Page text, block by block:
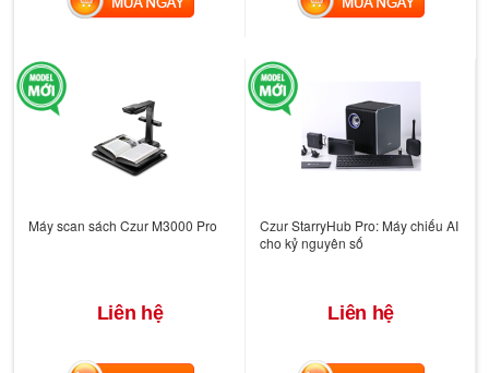
Máy scan sách Czur M3000 Pro
Liên hệ
Czur StarryHub Pro: Máy chiếu AI
cho kỷ nguyên số
Liên hệ